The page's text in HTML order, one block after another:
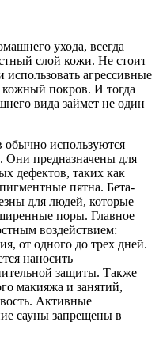
ухода, всегда
слой кожи. Не стоит
агрессивные
кожный покров. И тогда
вида займет не один
используются
Они предназначены для
дефектов, таких как
пятна. Бета-
для людей, которые
поры. Главное
воздействием:
от одного до трех дней.
наносить
защиты. Также
макияжа и занятий,
Активные
сауны запрещены в